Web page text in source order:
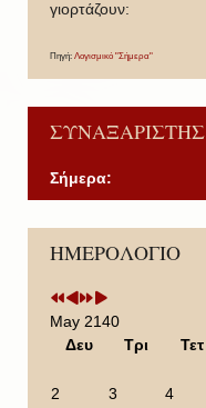
γιορτάζουν:
Πηγή: Λογισμικό "Σήμερα"
ΣΥΝΑΞΑΡΙΣΤΗΣ
Σήμερα:
ΗΜΕΡΟΛΟΓΙΟ
P
r
v
i
P
r
v
i
o
N
e
t
Y
e
N
e
t
M
May 2140
Δευ
Τρι Τετ
2
3 4